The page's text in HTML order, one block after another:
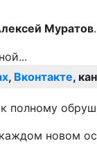
Муратов.
, Вконтакте,
полному
новом